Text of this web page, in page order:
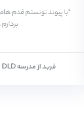
"با پيوند تونستم قدم
فربد از مدرسه DLD